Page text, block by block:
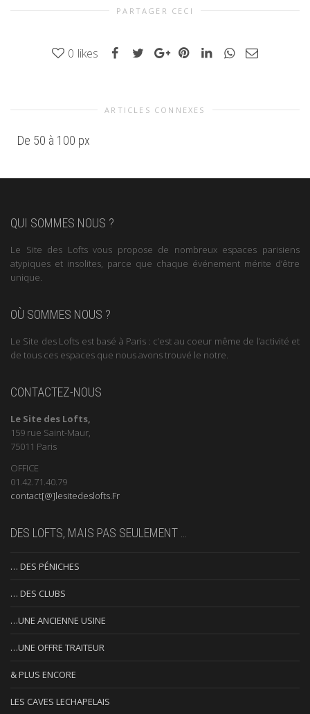
PARTAGER CECI
0 likes
ARTICLES CONNEXES
De 50 à 100 px
QUI SOMMES NOUS ?
Le Site des Lofts vous propose de nombreux espaces parisiens
atypiques et insolites, parce que chaque événement mérite d’être
unique.
OÙ SOMMES NOUS ?
Le Site des Lofts est basé à Paris : c’est au coeur même de l’activité et
de tous ces espaces que nous avons trouvé le notre.
CONTACTEZ-NOUS
Le Site des Lofts,
159 rue Saint-Maur,
75011 Paris
OFFICE
01.42.71.40.79
contact[@]lesitedeslofts.Fr
DES LOFTS, MAIS PAS SEULEMENT …
… DES PÉNICHES
… DES CLUBS
…UNE ANCIENNE USINE
…UNE OFFRE TRAITEUR
& PLUS ENCORE
LES CAVES LECHAPELAIS